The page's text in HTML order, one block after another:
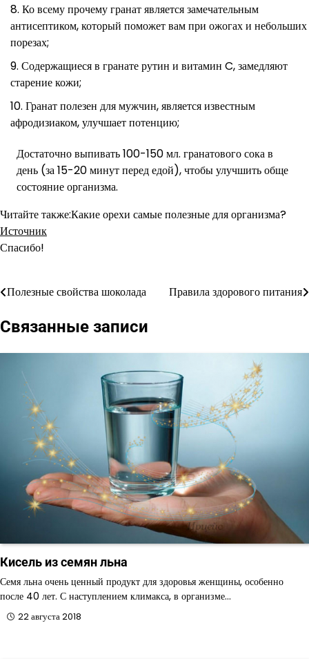
Ко всему прочему гранат является замечательным
антисептиком, который поможет вам при ожогах и небольших
порезах;
Содержащиеся в гранате рутин и витамин C, замедляют
старение кожи;
Гранат полезен для мужчин, является известным
афродизиаком, улучшает потенцию;
Достаточно выпивать 100-150 мл. гранатового сока в
день (за 15-20 минут перед едой), чтобы улучшить обще
состояние организма.
Читайте также:Какие орехи самые полезные для организма?
Источник
Спасибо!
Навигация
по
Полезные свойства шоколада Правила здорового питания
Связанные записи
Кисель из семян льна
Семя льна очень ценный продукт для здоровья женщины, особенно
после 40 лет. С наступлением климакса, в организме…
22 августа 2018